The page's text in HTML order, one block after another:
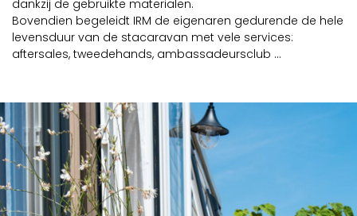
dankzij de gebruikte materialen.
Bovendien begeleidt IRM de eigenaren gedurende de hele
levensduur van de stacaravan met vele services:
aftersales, tweedehands, ambassadeursclub ...